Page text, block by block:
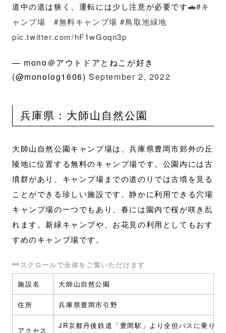
道中の道は狭く、運転には少し注意が必要です🚗#キ
ャンプ場
#無料キャンプ場 #鳥取池緑地
pic.twitter.com/hF1wGoqn3p
— mono＠アウトドアとねこが好き
(@monolog1606) September 2, 2022
兵庫県：大師山自然公園
大師山自然公園キャンプ場は、兵庫県豊岡市郊外の丘
陵地に位置する無料のキャンプ場です。公園内には古
墳群があり、キャンプ場までの道のりでは古墳を見る
ことができる珍しい施設です。静かに利用できる穴場
キャンプ場の一つでもあり、春には園内で桜が咲き乱
れます。新緑キャンプや、お花見の利用としてもおす
すめのキャンプ場です。
施設名 大師山自然公園
住所 兵庫県豊岡市引野
アクセス
JR京都丹後鉄道「豊岡駅」より全但バスに乗り